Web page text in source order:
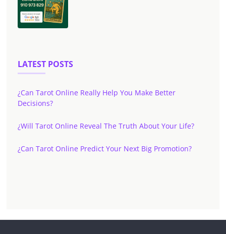
LATEST POSTS
¿Can Tarot Online Really Help You Make Better
Decisions?
¿Will Tarot Online Reveal The Truth About Your Life?
¿Can Tarot Online Predict Your Next Big Promotion?